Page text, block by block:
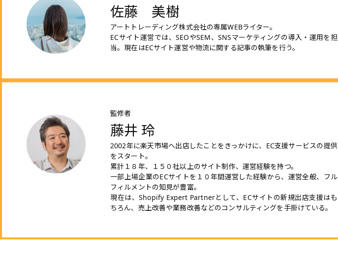
佐藤 美樹
アートトレーディング株式会社の専属WEBライター。
ECサイト運営では、SEOやSEM、SNSマーケティングの導入・運用を担
当。現在はECサイト運営や物流に関する記事の執筆を行う。
監修者
藤井 玲
2002年に楽天市場へ出店したことをきっかけに、EC支援サービスの提供
をスタート。
累計１８年、１５０社以上のサイト制作、運営経験を持つ。
一部上場企業のECサイトを１０年間運営した経験から、運営全般、フル
フィルメントの知見が豊富。
現在は、Shopify Expert Partnerとして、ECサイトの新規出店支援はも
ちろん、売上改善や業務改善などのコンサルティングを手掛けている。